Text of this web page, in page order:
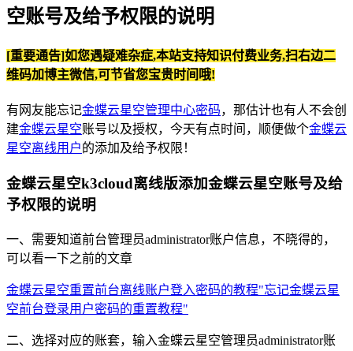
空账号及给予权限的说明
[重要通告]如您遇疑难杂症,本站支持知识付费业务,扫右边二
维码加博主微信,可节省您宝贵时间哦!
有网友能忘记金蝶云星空管理中心密码，那估计也有人不会创
建金蝶云星空账号以及授权，今天有点时间，顺便做个金蝶云
星空离线用户的添加及给予权限！
金蝶云星空k3cloud离线版添加金蝶云星空账号及给
予权限的说明
一、需要知道前台管理员administrator账户信息，不晓得的，
可以看一下之前的文章
金蝶云星空重置前台离线账户登入密码的教程"忘记金蝶云星
空前台登录用户密码的重置教程"
二、选择对应的账套，输入金蝶云星空管理员administrator账